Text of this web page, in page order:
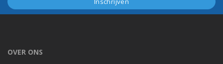
OVER ONS